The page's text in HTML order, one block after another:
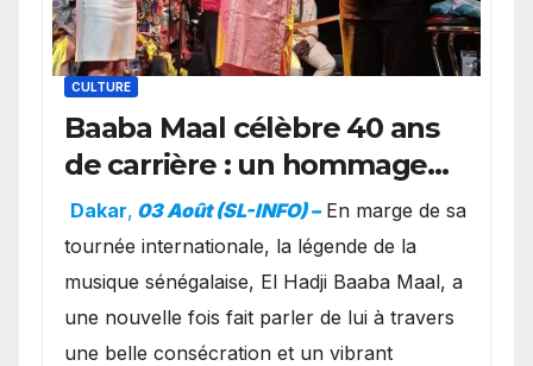
CULTURE
Baaba Maal célèbre 40 ans
de carrière : un hommage
exceptionnel à Oslo en
présence de la famille
royale.
Dakar, 03 Août (SL-INFO) – ​En marge de sa
tournée internationale, la légende de la
musique sénégalaise, El Hadji Baaba Maal, a
une nouvelle fois fait parler de lui à travers
une belle consécration et un vibrant